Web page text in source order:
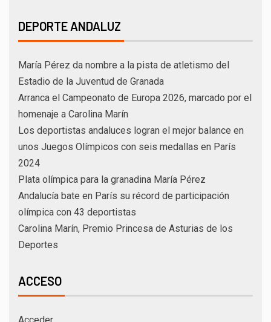
DEPORTE ANDALUZ
María Pérez da nombre a la pista de atletismo del
Estadio de la Juventud de Granada
Arranca el Campeonato de Europa 2026, marcado por el
homenaje a Carolina Marín
Los deportistas andaluces logran el mejor balance en
unos Juegos Olímpicos con seis medallas en París
2024
Plata olímpica para la granadina María Pérez
Andalucía bate en París su récord de participación
olímpica con 43 deportistas
Carolina Marín, Premio Princesa de Asturias de los
Deportes
ACCESO